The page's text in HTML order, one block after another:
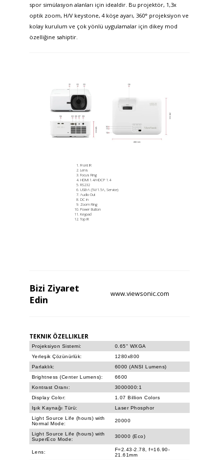
spor simülasyon alanları için idealdir. Bu projektör, 1,3x
optik zoom, H/V keystone, 4 köşe ayarı, 360° projeksiyon ve
kolay kurulum ve çok yönlü uygulamalar için dikey mod
özelliğine sahiptir.
Front IR
Lens
Focus Ring
HDMI 1.4/HDCP 1.4
RS232
USB-A (5V/1.5A, Service)
Audio Out
DC in
Zoom Ring
Power Button
Keypad
Top IR
Bizi Ziyaret
Edin
www.viewsonic.com
TEKNIK ÖZELLIKLER
Projeksiyon Sistemi:
0.65" WXGA
Yerleşik Çözünürlük:
1280x800
Parlaklık:
6000 (ANSI Lumens)
Brightness (Center Lumens):
6600
Kontrast Oranı:
3000000:1
Display Color:
1.07 Billion Colors
Işık Kaynağı Türü:
Laser Phosphor
Light Source Life (hours) with
Normal Mode:
20000
Light Source Life (hours) with
SuperEco Mode:
30000 (Eco)
Lens:
F=2.43-2.78, f=16.90-
21.61mm